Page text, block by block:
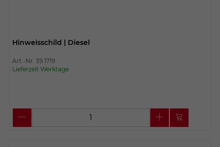
Hinweisschild | Diesel
Art.-Nr. 39.1719
Lieferzeit Werktage